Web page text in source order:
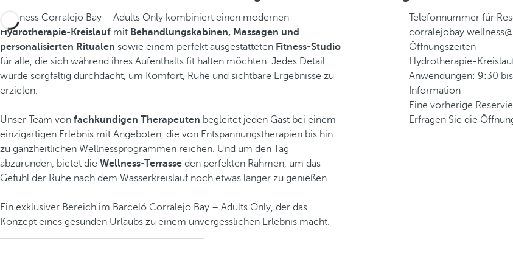
Wellness Corralejo Bay – Adults Only kombiniert einen modernen
Hydrotherapie-Kreislauf mit Behandlungskabinen, Massagen und
personalisierten Ritualen sowie einem perfekt ausgestatteten Fitness-Studio
für alle, die sich während ihres Aufenthalts fit halten möchten. Jedes Detail
wurde sorgfältig durchdacht, um Komfort, Ruhe und sichtbare Ergebnisse zu
erzielen.
Unser Team von fachkundigen Therapeuten begleitet jeden Gast bei einem
einzigartigen Erlebnis mit Angeboten, die von Entspannungstherapien bis hin
zu ganzheitlichen Wellnessprogrammen reichen. Und um den Tag
abzurunden, bietet die Wellness-Terrasse den perfekten Rahmen, um das
Gefühl der Ruhe nach dem Wasserkreislauf noch etwas länger zu genießen.
Ein exklusiver Bereich im Barceló Corralejo Bay – Adults Only, der das
Konzept eines gesunden Urlaubs zu einem unvergesslichen Erlebnis macht.
Telefonnummer für
Öffnungszeiten
Hydrotherapie-
Anwendungen: 9:30
Information
Eine vorherige
Erfragen Sie die